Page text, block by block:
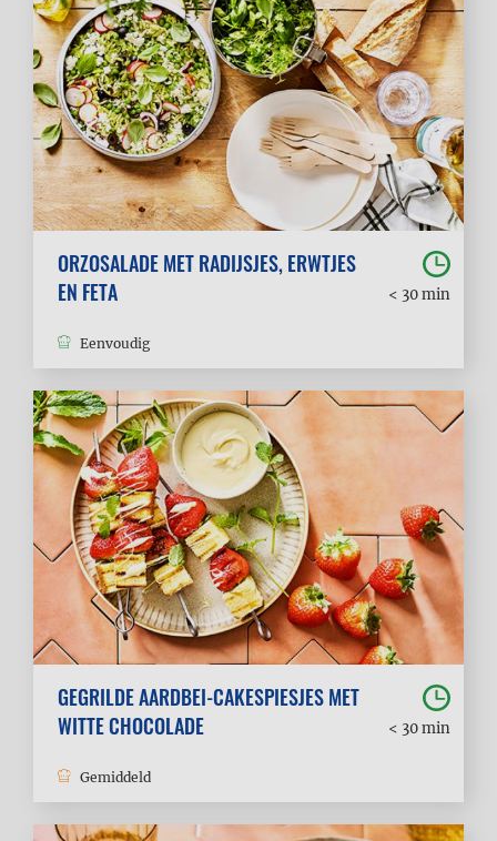
ORZOSALADE MET RADIJSJES, ERWTJES
EN FETA
< 30 min
Eenvoudig
GEGRILDE AARDBEI-CAKESPIESJES MET
WITTE CHOCOLADE
< 30 min
Gemiddeld